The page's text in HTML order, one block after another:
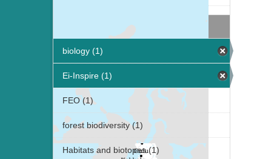
biology (1)
Ei-Inspire (1)
FEO (1)
forest biodiversity (1)
Habitats and biotopes (1)